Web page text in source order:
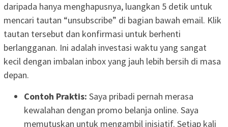
daripada hanya menghapusnya, luangkan 5 detik untuk
mencari tautan “unsubscribe” di bagian bawah email. Klik
tautan tersebut dan konfirmasi untuk berhenti
berlangganan. Ini adalah investasi waktu yang sangat
kecil dengan imbalan inbox yang jauh lebih bersih di masa
depan.
Contoh Praktis: Saya pribadi pernah merasa
kewalahan dengan promo belanja online. Saya
memutuskan untuk mengambil inisiatif. Setiap kali